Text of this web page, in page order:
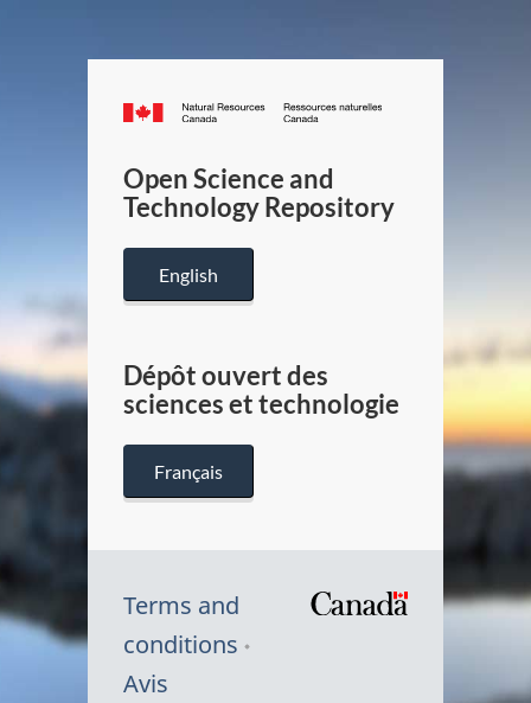
Canada.ca
/
Canada
Open Science and
Technology Repository
English
Dépôt ouvert des
sciences et technologie
Français
Terms and
conditions
Avis